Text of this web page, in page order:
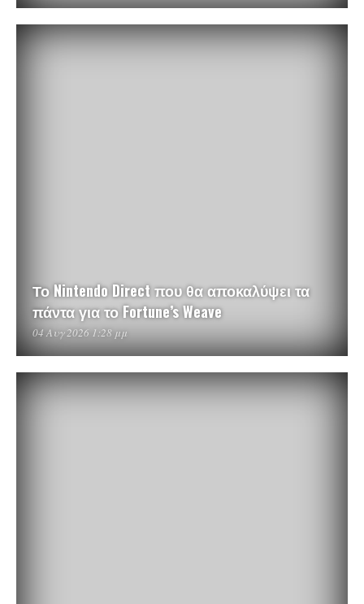
Το Nintendo Direct που θα αποκαλύψει τα
πάντα για το Fortune’s Weave
04 Αυγ 2026 1:28 μμ